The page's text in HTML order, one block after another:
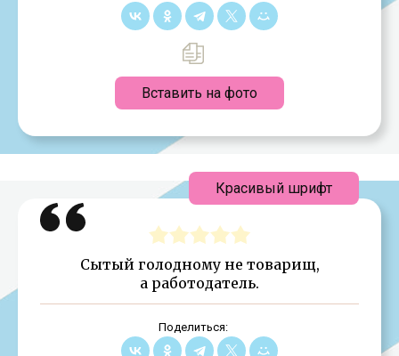
Вставить на фото
Сытый голодному не товарищ,
а работодатель.
Поделиться:
Красивый шрифт